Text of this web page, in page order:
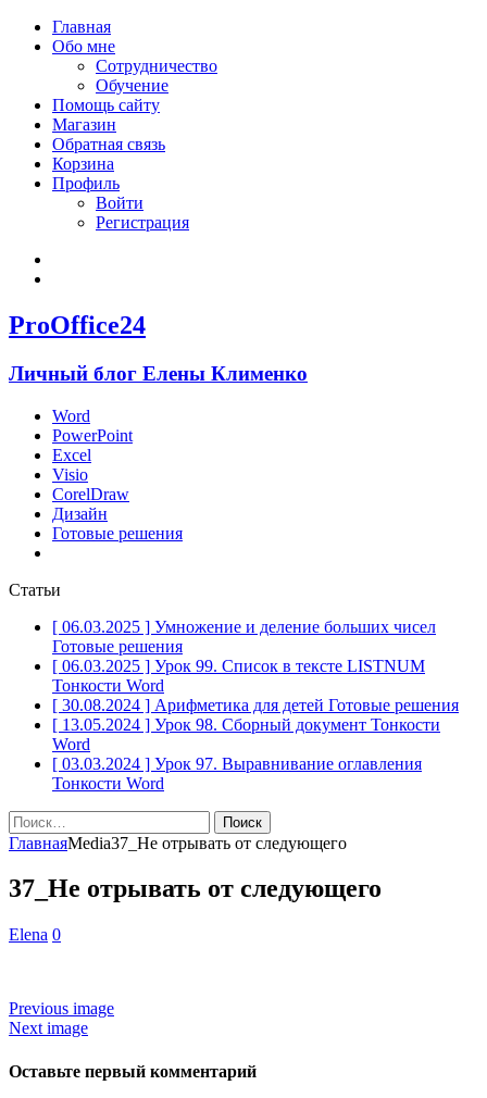
Главная
Обо мне
Сотрудничество
Обучение
Помощь сайту
Магазин
Обратная связь
Корзина
Профиль
Войти
Регистрация
ProOffice24
Личный блог Елены Клименко
Word
PowerPoint
Excel
Visio
CorelDraw
Дизайн
Готовые решения
Статьи
[ 06.03.2025 ] Умножение и деление больших чисел
Готовые решения
[ 06.03.2025 ] Урок 99. Список в тексте LISTNUM
Тонкости Word
[ 30.08.2024 ] Арифметика для детей Готовые решения
[ 13.05.2024 ] Урок 98. Сборный документ Тонкости
Word
[ 03.03.2024 ] Урок 97. Выравнивание оглавления
Тонкости Word
Найти:
ГлавнаяMedia37_Не отрывать от следующего
37_Не отрывать от следующего
Elena 0
Previous image
Next image
Оставьте первый комментарий